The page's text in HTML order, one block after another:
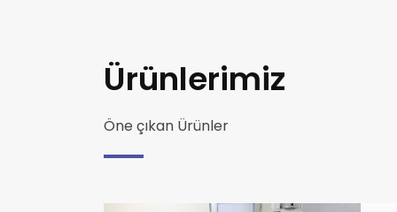
Ürünlerimiz
Öne çıkan Ürünler